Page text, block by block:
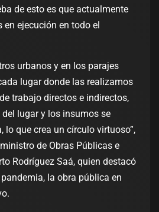
de esto es que actualmente
ejecución en todo el
urbanos y en los parajes
lugar donde las realizamos
trabajo directos e indirectos,
lugar y los insumos se
lo que crea un círculo virtuoso”,
de Obras Públicas e
Rodríguez Saá, quien destacó
la obra pública en